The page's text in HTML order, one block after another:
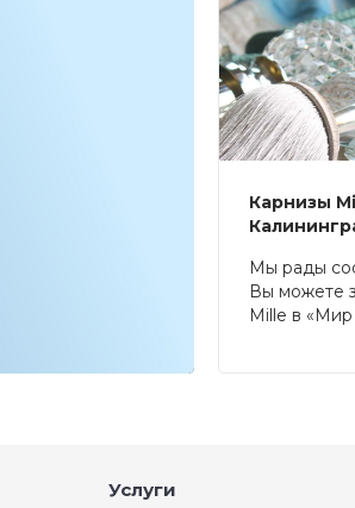
Карнизы
Мы рады
Вы можете
Mille в «Мир
Услуги